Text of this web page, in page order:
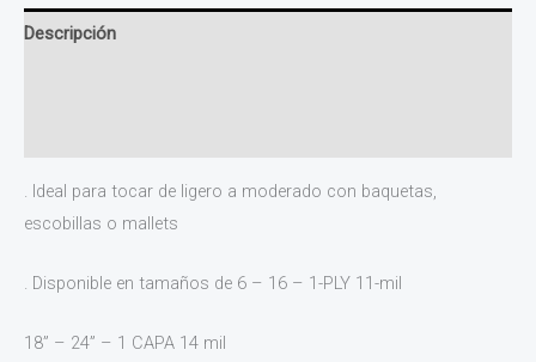
Descripción
. Ideal para tocar de ligero a moderado con baquetas,
escobillas o mallets
. Disponible en tamaños de 6 – 16 – 1-PLY 11-mil
18” – 24” – 1 CAPA 14 mil